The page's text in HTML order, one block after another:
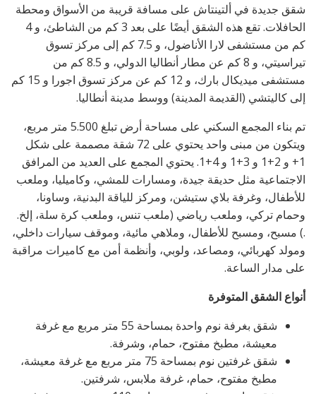
شقق جديدة في ألتينتاش على مسافة قريبة من الأسواق ومحطة
الحافلات. تقع هذه الشقق أيضًا على بعد 3 كم من الشاطئ، و 4
كم من مستشفى لارا الأناضول، و 7.5 كم إلى مركز تسوق
تيراسيتي، و 8 كم عن مطار أنطاليا الدولي، و 8.5 كم من
مستشفى ميديكال بارك، و 12 كم عن مركز تسوق اجورا و 15 كم
إلى كاليتشي (القديمة المدينة) ووسط مدينة أنطاليا.
تم بناء المجمع السكني على مساحة أرض تبلغ 5.500 متر مربع،
ويتكون من مبنى واحد يحتوي على 72 شقة مصممة على شكل
1+ و 2+1 و 3+1 و 4+1. يحتوي المجمع على العديد من المرافق
الاجتماعية مثل حديقة جيدة، ومسارات للمشي، وكاميليا، وملعب
للأطفال، وغرفة بلاي ستيشن، ومركز للياقة البدنية، وساونا،
وحمام تركي، وملعب رياضي (ملعب تنس، وملعب كرة سلة، إلخ.
.) مسبح، ومسبح للأطفال، وملاهي مائية، وموقف سيارات داخلي،
ومولد كهربائي، ومصاعد، ولوبي، وأنظمة أمن مع كاميرات مراقبة
على مدار الساعة.
أنواع الشقق المتوفرة
شقق بغرفة نوم واحدة بمساحة 55 متر مربع مع غرفة
معيشة، مطبخ مفتوح، حمام، وشرفة.
شقق غرفتين نوم بمساحة 75 متر مربع مع غرفة معيشة،
مطبخ مفتوح، حمام، غرفة ملابس، شرفتين.